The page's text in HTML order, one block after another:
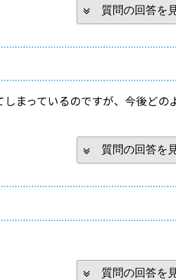
質問の回答を
まっているのですが、今後どの
質問の回答を
質問の回答を